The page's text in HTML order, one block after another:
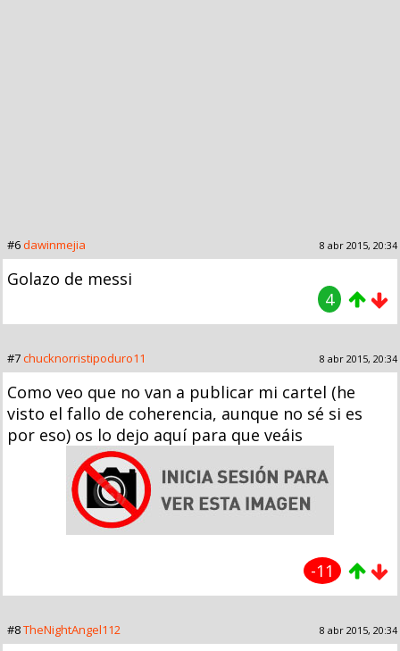
#6dawinmejia 8 abr 2015, 20:34
Golazo de messi
4
#7chucknorristipoduro11 8 abr 2015, 20:34
Como veo que no van a publicar mi cartel (he
visto el fallo de coherencia, aunque no sé si es
por eso) os lo dejo aquí para que veáis
-11
#8TheNightAngel112 8 abr 2015, 20:34